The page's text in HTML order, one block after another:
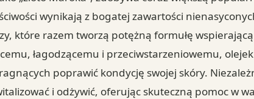
wynikają z bogatej zawartości
które razem tworzą potężną formułę
łagodzącemu i przeciwstarzeniowemu,
poprawić kondycję swojej skóry.
i odżywić, oferując skuteczną pomoc w